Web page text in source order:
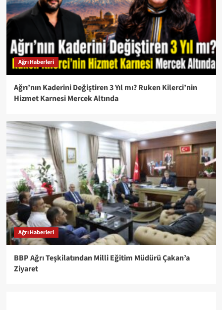
Ağrı Haberleri
Ağrı’nın Kaderini Değiştiren 3 Yıl mı? Ruken Kilerci’nin
Hizmet Karnesi Mercek Altında
Ağrı Haberleri
BBP Ağrı Teşkilatından Milli Eğitim Müdürü Çakan’a
Ziyaret